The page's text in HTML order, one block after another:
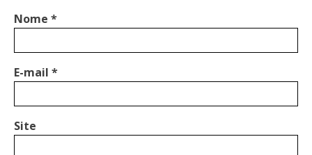
Nome *
E-mail *
Site